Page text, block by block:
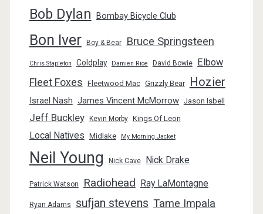
Bob Dylan Bombay Bicycle Club
Bon Iver Boy & Bear Bruce Springsteen
Chris Stapleton Coldplay Damien Rice David Bowie Elbow
Fleet Foxes Fleetwood Mac Grizzly Bear Hozier
Israel Nash James Vincent McMorrow Jason Isbell
Jeff Buckley Kevin Morby Kings Of Leon
Local Natives Midlake My Morning Jacket
Neil Young Nick Cave Nick Drake
Patrick Watson Radiohead Ray LaMontagne
Ryan Adams sufjan stevens Tame Impala